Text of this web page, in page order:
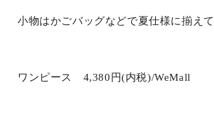
小物はかごバッグなどで夏仕様に揃えて
ワンピース 4,380円(内税)/WeMall